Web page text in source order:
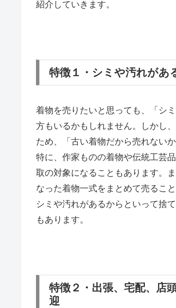
紹介していきます。
特徴１・シミや汚れがあ
着物を売りたいと思っても、「シ
方もいるかもしれません。しかし
ため、「古い着物だから売れない
特に、作家ものの着物や伝統工芸
取の対象になることもあります。
なった着物一式をまとめて売るこ
シミや汚れがあるからといって捨
もあります。
特徴２・出張、宅配、店
迎